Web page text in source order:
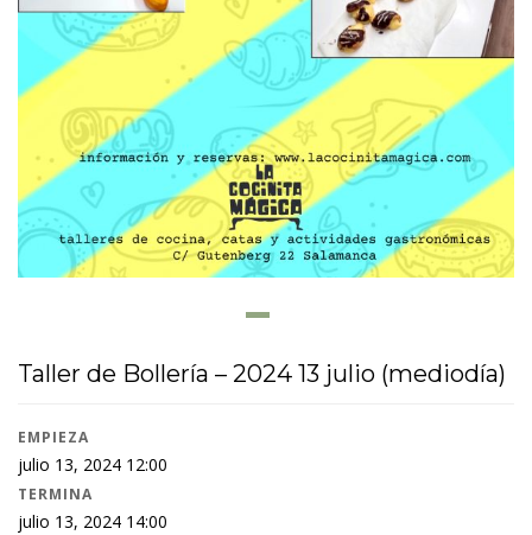
Taller de Bollería – 2024 13 julio (mediodía)
EMPIEZA
julio 13, 2024 12:00
TERMINA
julio 13, 2024 14:00